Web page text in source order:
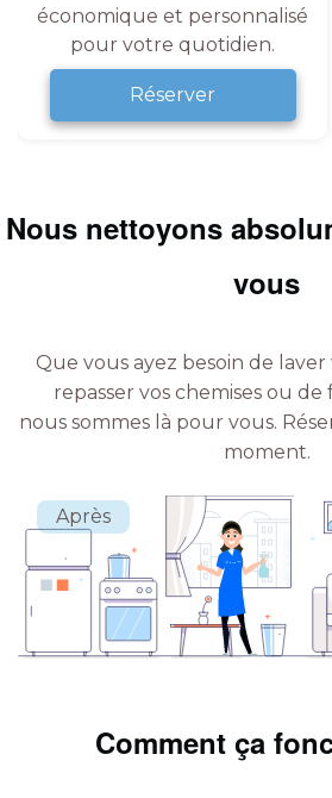
économique et personnalisé
pour votre quotidien.
Réserver
Nous nettoyons
vous
Que vous ayez besoin de
repasser vos chemises ou
nous sommes là pour vous.
moment.
Comment ça